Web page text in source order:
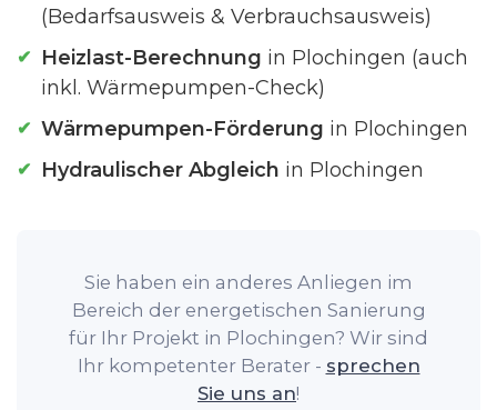
(Bedarfsausweis & Verbrauchsausweis)
Heizlast-Berechnung in Plochingen (auch
inkl. Wärmepumpen-Check)
Wärmepumpen-Förderung in Plochingen
Hydraulischer Abgleich in Plochingen
Sie haben ein anderes Anliegen im
Bereich der energetischen Sanierung
für Ihr Projekt in Plochingen? Wir sind
Ihr kompetenter Berater - sprechen
Sie uns an!